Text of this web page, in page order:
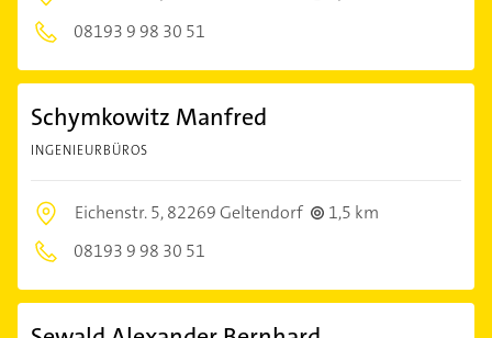
08193 9 98 30 51
Schymkowitz Manfred
INGENIEURBÜROS
Eichenstr. 5,82269 Geltendorf
1,5 km
08193 9 98 30 51